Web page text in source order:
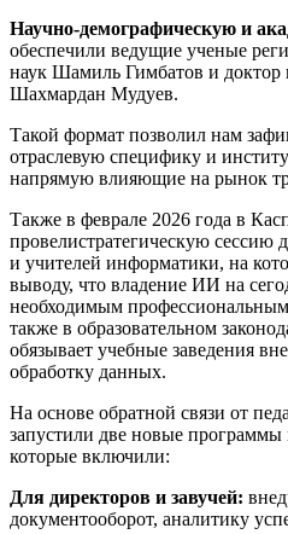
Научно-демографическую и
обеспечили ведущие ученые
наук Шамиль Гимбатов и доктор
Шахмардан Мудуев.
Такой формат позволил нам
отраслевую специфику и
напрямую влияющие на рынок
Также в феврале 2026 года в
провелистратегическую сессию
и учителей информатики, на
выводу, что владение ИИ на
необходимым
также в образовательном
обязывает учебные заведения
обработку данных.
На основе обратной связи от
запустили две новые
которые включили:
Для директоров и завучей:
документооборот, аналитику